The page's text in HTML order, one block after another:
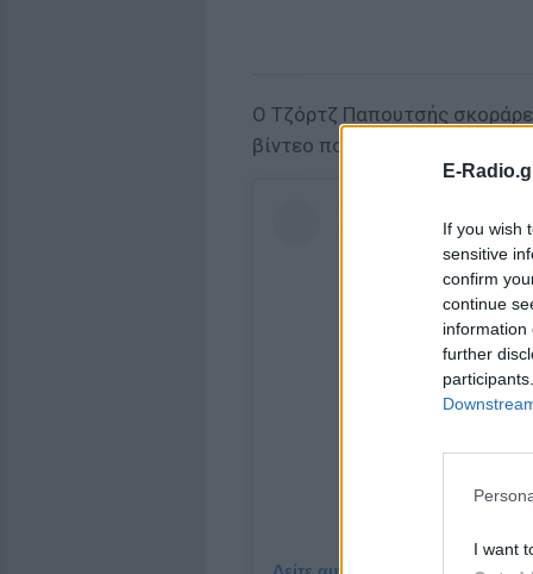
E-
If you wish
sensitive
confirm
continue
information
further
I want
Ο Τζόρτζ Παπουτσής
βίντεο που έχει ανεβάσει